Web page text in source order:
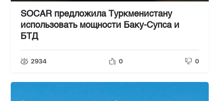
SOCAR предложила Туркменистану
использовать мощности Баку-Супса и
БТД
2934 0 0